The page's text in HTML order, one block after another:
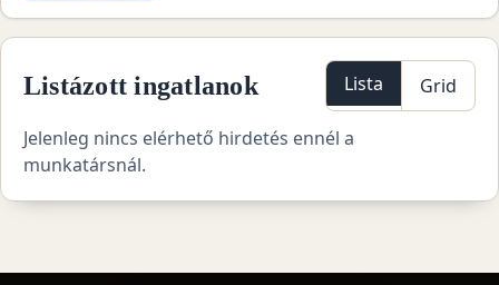
Listázott ingatlanok Lista Grid
Jelenleg nincs elérhető hirdetés ennél a
munkatársnál.